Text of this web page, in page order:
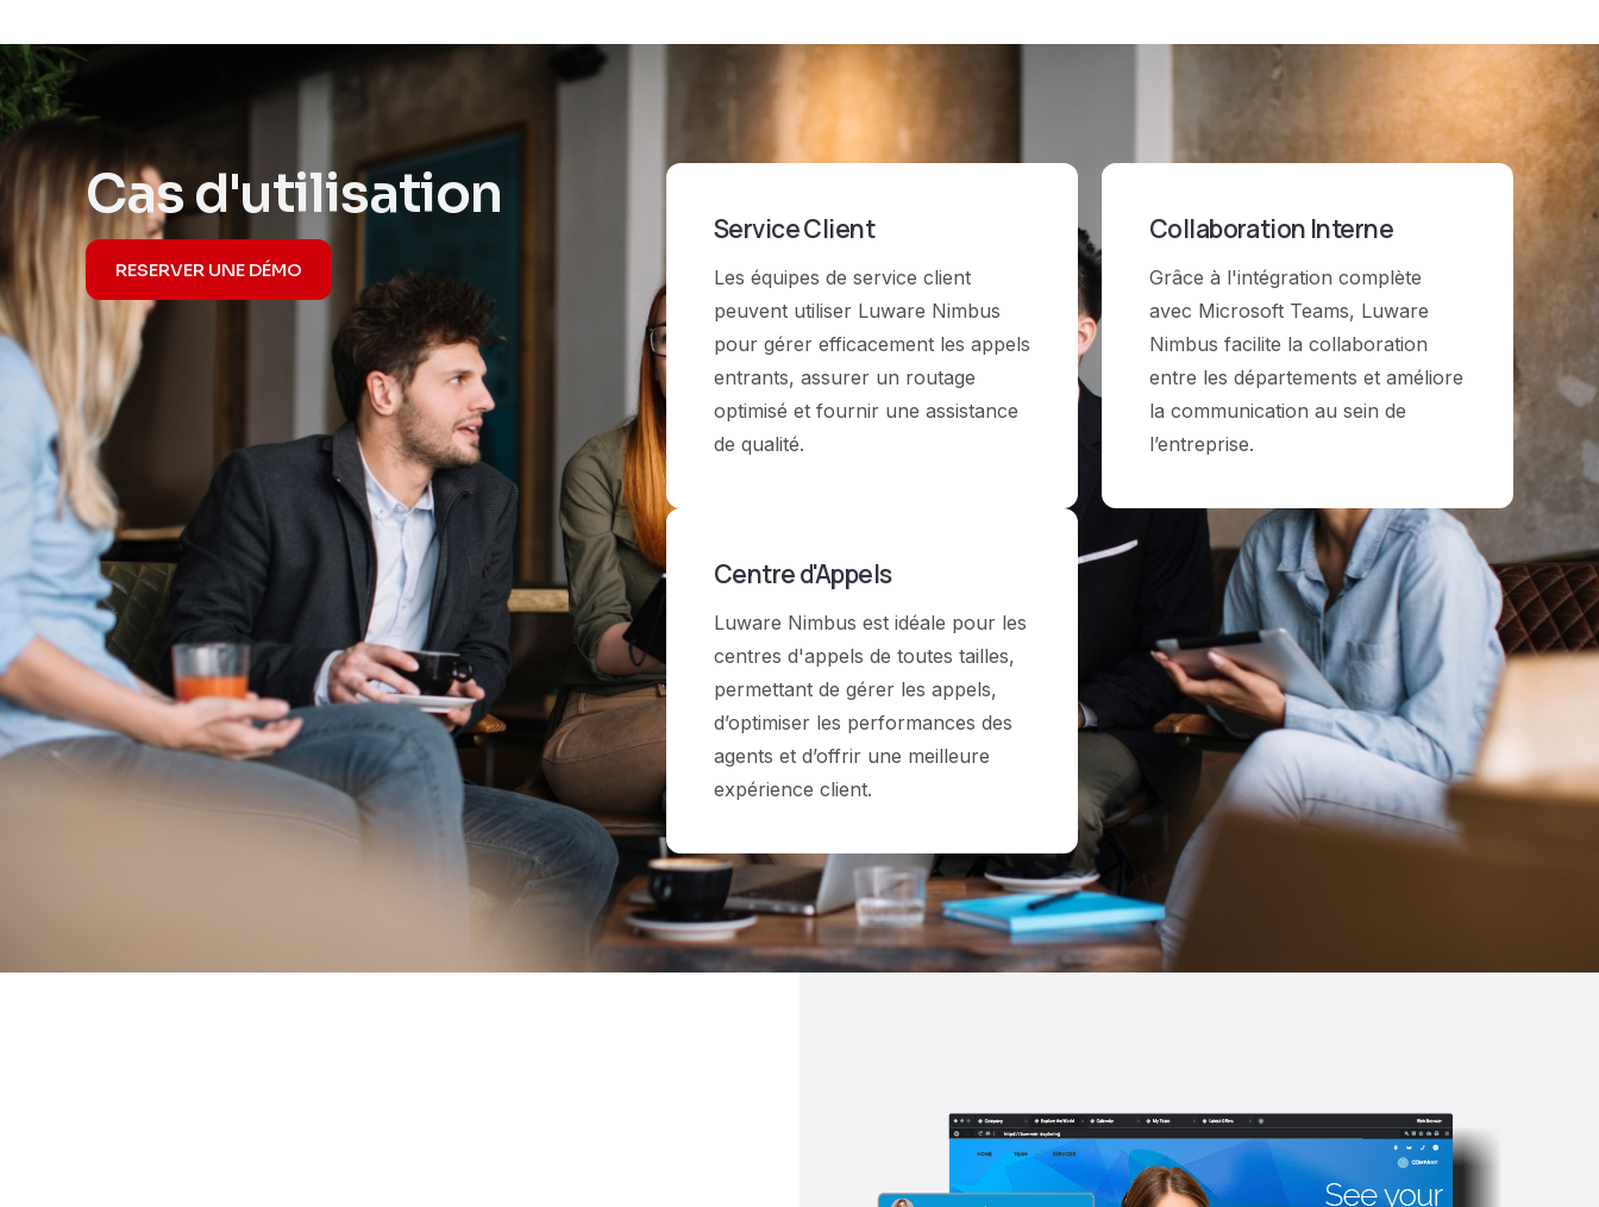
Cas d'utilisation
RESERVER UNE DÉMO
Service Client
Les équipes de service client
peuvent utiliser Luware Nimbus
pour gérer efficacement les appels
entrants, assurer un routage
optimisé et fournir une assistance
de qualité.
Centre d'Appels
Luware Nimbus est idéale pour les
centres d'appels de toutes tailles,
permettant de gérer les appels,
d’optimiser les performances des
agents et d’offrir une meilleure
expérience client.
Collaboration Interne
Grâce à l'intégration complète
avec Microsoft Teams, Luware
Nimbus facilite la collaboration
entre les départements et améliore
la communication au sein de
l’entreprise.